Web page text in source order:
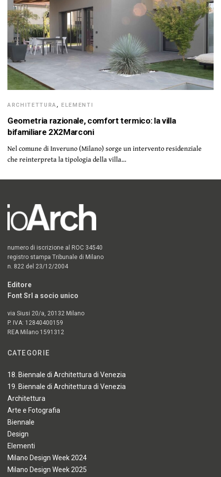
ARCHITETTURA,ELEMENTI
Geometria razionale, comfort termico: la villa
bifamiliare 2X2Marconi
Nel comune di Inveruno (Milano) sorge un intervento residenziale
che reinterpreta la tipologia della villa…
numero di iscrizione al ROC 34540
registro stampa Tribunale di Milano
n. 822 del 23/12/2004
Editore
Font Srl a socio unico
via Siusi 20/a, 20132 Milano
P. IVA: 12840400159
REA Milano 1591312
CATEGORIE
18. Biennale di Architettura di Venezia
19. Biennale di Architettura di Venezia
Architettura
Arte e Fotografia
Biennale
Design
Elementi
Milano Design Week 2024
Milano Design Week 2025